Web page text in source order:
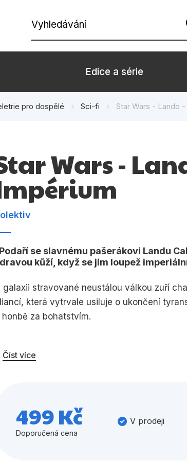
Vyhledávání
Beletrie pro děti
Kalendáře
Kuchařky
Populárně - naučná pro
Umění a kultura
Edice a série
pro dospělé Sci-fi Star Wars - Lando
Wars -
Podaří se slavnému pašerákovi Landu
kůží, když se jim loupež
galaxii stravované neustálou válkou zuří
která vytrvale usiluje o ukončení
za bohatstvím.
kartu. Ukradne z imperiálního doku
obcházení imperiálních zákonů, málokoho by
stranu rebelů, nejriskantnější podnik jeho
Číst více
499 Kč
Doporučená cena
V prodeji